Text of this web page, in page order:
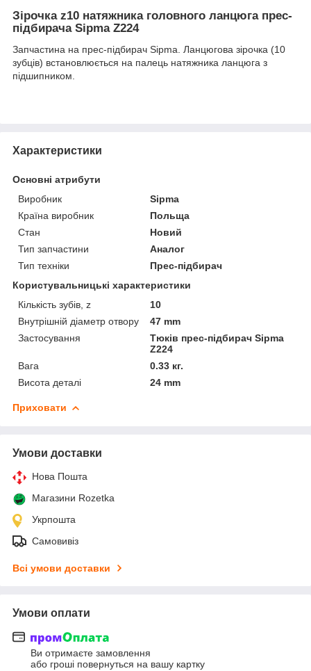
Зірочка z10 натяжника головного ланцюга прес-
підбирача Sipma Z224
Запчастина на прес-підбирач Sipma. Ланцюгова зірочка (10
зубців) встановлюється на палець натяжника ланцюга з
підшипником.
Характеристики
Основні атрибути
Виробник
Sipma
Країна виробник
Польща
Стан
Новий
Тип запчастини
Аналог
Тип техніки
Прес-підбирач
Користувальницькі характеристики
Кількість зубів, z
10
Внутрішній діаметр отвору
47 mm
Застосування
Тюків прес-підбирач Sipma
Z224
Вага
0.33 кг.
Висота деталі
24 mm
Приховати
Умови доставки
Нова Пошта
Магазини Rozetka
Укрпошта
Самовивіз
Всі умови доставки
Умови оплати
Ви отримаєте замовлення
або гроші повернуться на вашу картку